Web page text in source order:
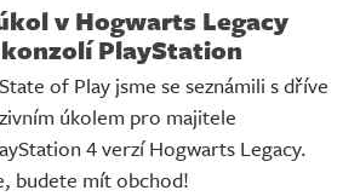
v Hogwarts Legacy
PlayStation
of Play jsme se seznámili s dříve
úkolem pro majitele
4 verzí Hogwarts Legacy.
budete mít obchod!